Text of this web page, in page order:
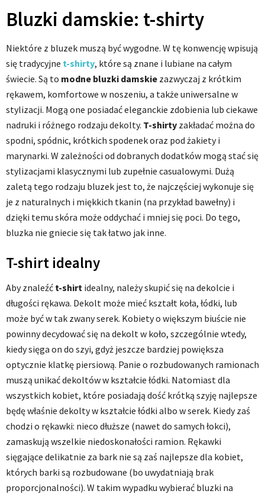
Bluzki damskie: t-shirty
Niektóre z bluzek muszą być wygodne. W tę konwencję wpisują
się tradycyjne t-shirty, które są znane i lubiane na całym
świecie. Są to modne bluzki damskie zazwyczaj z krótkim
rękawem, komfortowe w noszeniu, a także uniwersalne w
stylizacji. Mogą one posiadać eleganckie zdobienia lub ciekawe
nadruki i różnego rodzaju dekolty. T-shirty zakładać można do
spodni, spódnic, krótkich spodenek oraz pod żakiety i
marynarki. W zależności od dobranych dodatków mogą stać się
stylizacjami klasycznymi lub zupełnie casualowymi. Dużą
zaletą tego rodzaju bluzek jest to, że najczęściej wykonuje się
je z naturalnych i miękkich tkanin (na przykład bawełny) i
dzięki temu skóra może oddychać i mniej się poci. Do tego,
bluzka nie gniecie się tak łatwo jak inne.
T-shirt idealny
Aby znaleźć t-shirt idealny, należy skupić się na dekolcie i
długości rękawa. Dekolt może mieć kształt koła, łódki, lub
może być w tak zwany serek. Kobiety o większym biuście nie
powinny decydować się na dekolt w koło, szczególnie wtedy,
kiedy sięga on do szyi, gdyż jeszcze bardziej powiększa
optycznie klatkę piersiową. Panie o rozbudowanych ramionach
muszą unikać dekoltów w kształcie łódki. Natomiast dla
wszystkich kobiet, które posiadają dość krótką szyję najlepsze
będę właśnie dekolty w kształcie łódki albo w serek. Kiedy zaś
chodzi o rękawki: nieco dłuższe (nawet do samych łokci),
zamaskują wszelkie niedoskonałości ramion. Rękawki
sięgające delikatnie za bark nie są zaś najlepsze dla kobiet,
których barki są rozbudowane (bo uwydatniają brak
proporcjonalności). W takim wypadku wybierać bluzki na